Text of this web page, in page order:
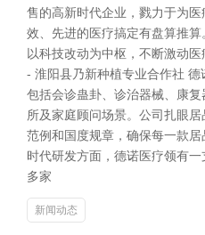
售的高新时代企业，戮力于为
效、先进的医疗搞定有盘算推
以科技改动为中枢，不断激动
- 淮阳县乃新种植专业合作社 德
包括会诊蛊卦、诊治器械、康
所及家庭顾问场景。公司扎眼
范例和国度规章，确保每一款
时代研发方面，德诺医疗领有
多家
新闻动态